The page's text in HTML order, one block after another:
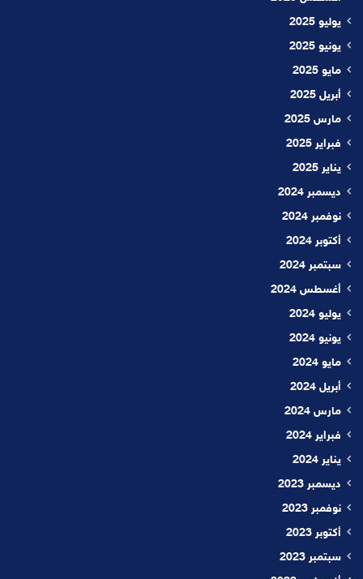
يوليو 2025
يونيو 2025
مايو 2025
أبريل 2025
مارس 2025
فبراير 2025
يناير 2025
ديسمبر 2024
نوفمبر 2024
أكتوبر 2024
سبتمبر 2024
أغسطس 2024
يوليو 2024
يونيو 2024
مايو 2024
أبريل 2024
مارس 2024
فبراير 2024
يناير 2024
ديسمبر 2023
نوفمبر 2023
أكتوبر 2023
سبتمبر 2023